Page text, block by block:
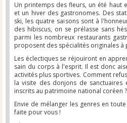
Un printemps des fleurs, un été haut
et un hiver des gastronomes. Des
ski, les quatre saisons sont à
des hibiscus, on se prélasse sans
parmi les nombreux restaurants
proposent des spécialités originales à
Les éclectiques se réjouiront en
sain du corps à l'esprit. Il est donc
activités plus sportives. Comment
la visite des donjons de sanctuaires
inscrits au patrimoine national coréen ?
Envie de mélanger les genres en
faite pour vous !